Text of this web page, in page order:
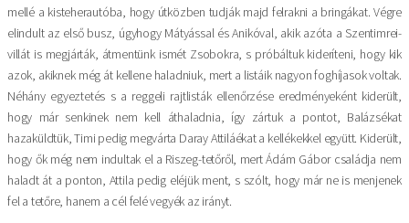
mellé a kisteherautóba, hogy útközben tudják majd felrakni a bringákat. Végre
elindult az első busz, úgyhogy Mátyással és Anikóval, akik azóta a Szentimrei-
villát is megjárták, átmentünk ismét Zsobokra, s próbáltuk kideríteni, hogy kik
azok, akiknek még át kellene haladniuk, mert a listáik nagyon foghíjasok voltak.
Néhány egyeztetés s a reggeli rajtlisták ellenőrzése eredményeként kiderült,
hogy már senkinek nem kell áthaladnia, így zártuk a pontot, Balázsékat
hazaküldtük, Timi pedig megvárta Daray Attiláékat a kellékekkel együtt. Kiderült,
hogy ők még nem indultak el a Riszeg-tetőről, mert Ádám Gábor családja nem
haladt át a ponton, Attila pedig eléjük ment, s szólt, hogy már ne is menjenek
fel a tetőre, hanem a cél felé vegyék az irányt.